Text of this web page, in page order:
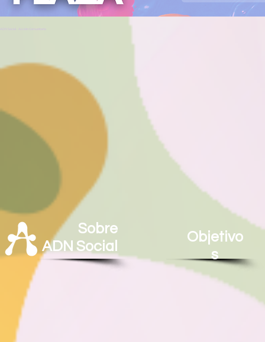
Sobre
ADN Social
Objetivo
s